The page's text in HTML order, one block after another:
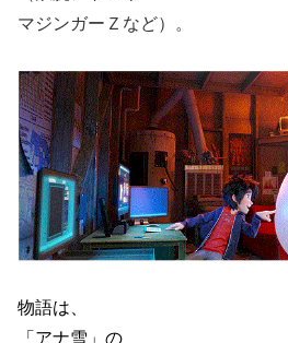
マジンガーＺなど）。
物語は、
「アナ雪」の